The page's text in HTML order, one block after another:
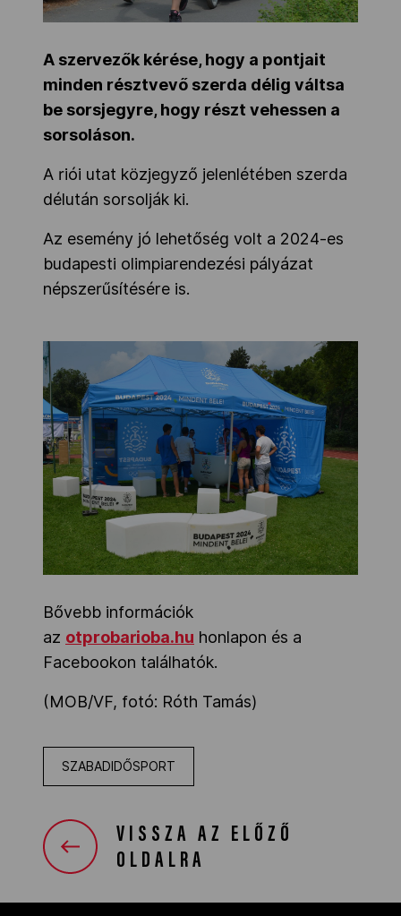
A szervezők kérése, hogy a pontjait
minden résztvevő szerda délig váltsa
be sorsjegyre, hogy részt vehessen a
sorsoláson.
A riói utat közjegyző jelenlétében szerda
délután sorsolják ki.
Az esemény jó lehetőség volt a 2024-es
budapesti olimpiarendezési pályázat
népszerűsítésére is.
Bővebb információk
az otprobarioba.hu honlapon és a
Facebookon találhatók.
(MOB/VF, fotó: Róth Tamás)
SZABADIDŐSPORT
VISSZA AZ ELŐZŐ
OLDALRA